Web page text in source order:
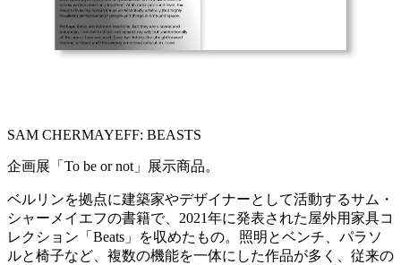
SAM CHERMAYEFF: BEASTS
企画展「To be or not」展示商品。
ベルリンを拠点に建築家やデザイナーとして活動するサム・
シャーメイエフの書籍で、2021年に発表された屋外用家具コ
レクション「Beats」を収めたもの。照明とベンチ、パラソ
ルと椅子など、複数の機能を一体にした作品が多く、従来の